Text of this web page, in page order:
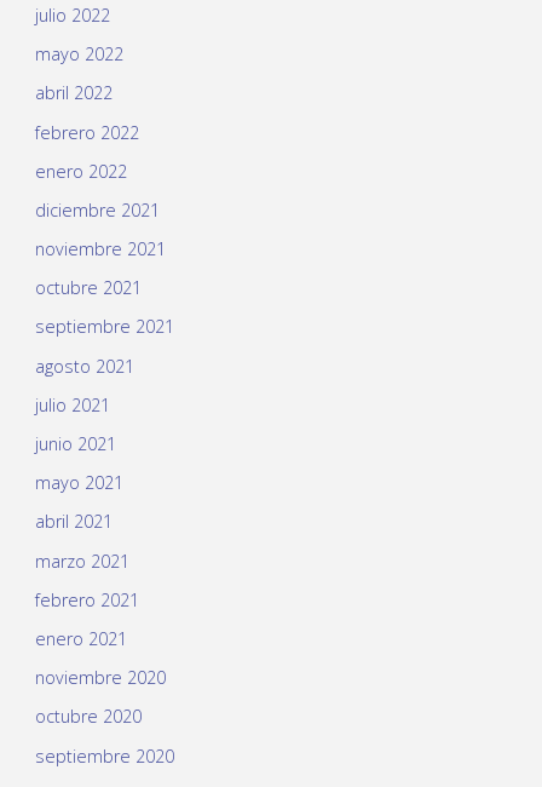
julio 2022
mayo 2022
abril 2022
febrero 2022
enero 2022
diciembre 2021
noviembre 2021
octubre 2021
septiembre 2021
agosto 2021
julio 2021
junio 2021
mayo 2021
abril 2021
marzo 2021
febrero 2021
enero 2021
noviembre 2020
octubre 2020
septiembre 2020